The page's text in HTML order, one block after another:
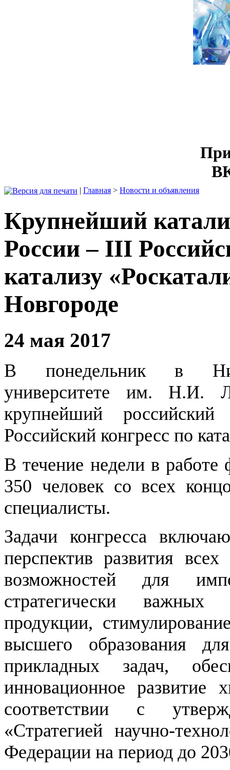
| Главная > Новости и объявления
Крупнейший
России – III
катализу
Новгороде
24 мая 2017
В понедельник в
университете им. Н.И.
крупнейший
Российский конгресс по
В течение недели в
350 человек со всех
специалисты.
Задачи конгресса
перспектив развития
возможностей для
стратегически важных
продукции,
высшего образования
прикладных задач,
инновационное развитие
соответствии с
«Стратегией научно-
Федерации на период до